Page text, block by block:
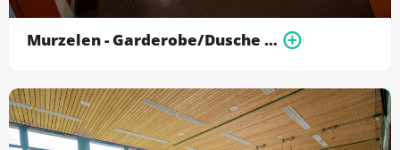
Murzelen - Garderobe/Dusche ohne Turnhallen